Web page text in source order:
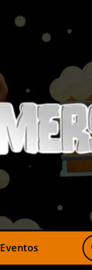
Eventos